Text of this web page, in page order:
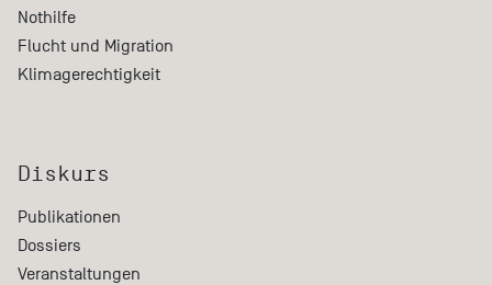
Nothilfe
Flucht und Migration
Klimagerechtigkeit
Diskurs
Publikationen
Dossiers
Veranstaltungen